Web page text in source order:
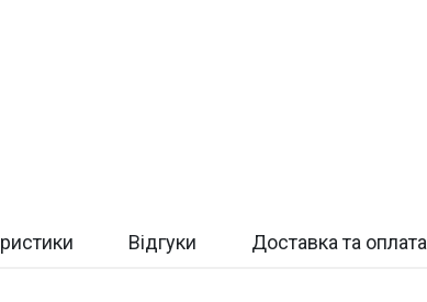
Відгуки Доставка та оплата